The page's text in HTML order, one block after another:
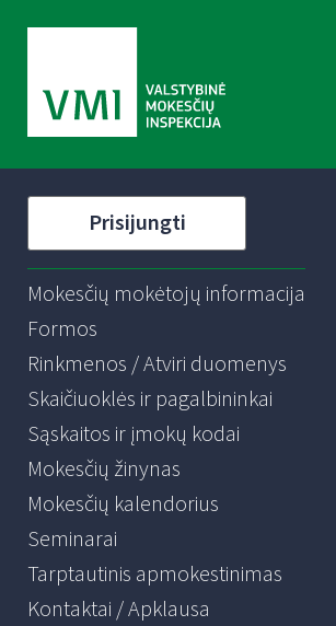
Prisijungti
Mokesčių mokėtojų informacija
Formos
Rinkmenos / Atviri duomenys
Skaičiuoklės ir pagalbininkai
Sąskaitos ir įmokų kodai
Mokesčių žinynas
Mokesčių kalendorius
Seminarai
Tarptautinis apmokestinimas
Kontaktai / Apklausa